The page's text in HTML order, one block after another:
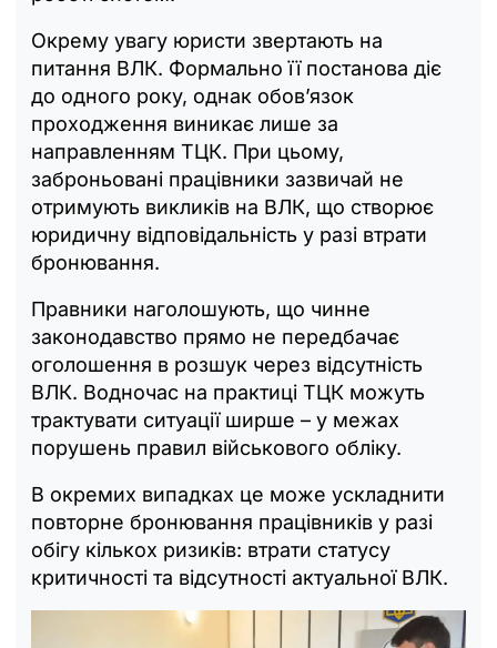
Окрему увагу юристи звертають на
питання ВЛК. Формально її постанова діє
до одного року, однак обов’язок
проходження виникає лише за
направленням ТЦК. При цьому,
заброньовані працівники зазвичай не
отримують викликів на ВЛК, що створює
юридичну відповідальність у разі втрати
бронювання.
Правники наголошують, що чинне
законодавство прямо не передбачає
оголошення в розшук через відсутність
ВЛК. Водночас на практиці ТЦК можуть
трактувати ситуації ширше – у межах
порушень правил військового обліку.
В окремих випадках це може ускладнити
повторне бронювання працівників у разі
обігу кількох ризиків: втрати статусу
критичності та відсутності актуальної ВЛК.